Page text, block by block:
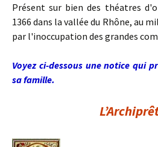
Présent sur bien des théatres
1366 dans la vallée du Rhône, au
par l'inoccupation des grandes
Voyez ci-dessous une notice qui
sa famille.